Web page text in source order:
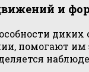
и
помогают